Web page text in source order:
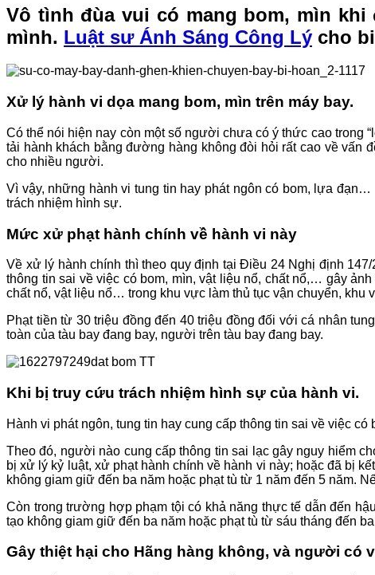
Vô tình đùa vui có mang bom, mìn
mình. Luật sư Ánh Sáng Công Lý cho
Xử lý hành vi dọa mang bom, mìn trên máy bay.
Có thể nói hiện nay còn một số người chưa có ý thức cao trong
tải hành khách bằng đường hàng không đòi hỏi rất cao về vấn
cho nhiều người.
Vì vậy, những hành vi tung tin hay phát ngôn có bom, lựa
trách nhiệm hình sự.
Mức xử phạt hành chính về hành vi này
Về xử lý hành chính thì theo quy định tại Điều 24 Nghị định
thông tin sai về việc có bom, mìn, vật liệu nổ, chất nổ,… gây
chất nổ, vật liệu nổ… trong khu vực làm thủ tục vận chuyển, khu
Phạt tiền từ 30 triệu đồng đến 40 triệu đồng đối với cá nhân
toàn của tàu bay đang bay, người trên tàu bay đang bay.
Khi bị truy cứu trách nhiệm hình sự của hành vi.
Hành vi phát ngôn, tung tin hay cung cấp thông tin sai về việc
Theo đó, người nào cung cấp thông tin sai lạc gây nguy hiểm
bị xử lý kỷ luật, xử phạt hành chính về hành vi này; hoặc đã bị
không giam giữ đến ba năm hoặc phạt tù từ 1 năm đến 5 năm.
Còn trong trường hợp phạm tội có khả năng thực tế dẫn đến
tạo không giam giữ đến ba năm hoặc phạt tù từ sáu tháng đến
Gây thiệt hại cho Hãng hàng không, và người có